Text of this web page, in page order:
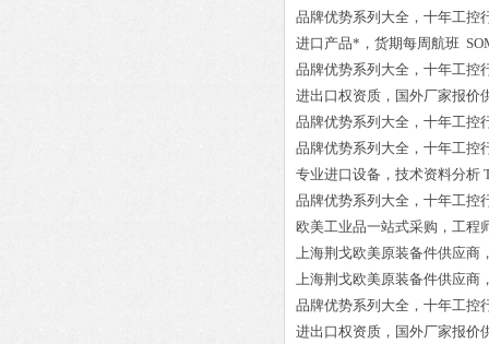
品牌优势系列大全，十年工控
进口产品*，货期每周航班
品牌优势系列大全，十年工控
进出口权资质，国外厂家报价
品牌优势系列大全，十年工控
品牌优势系列大全，十年工控
专业进口设备，技术资料分析
品牌优势系列大全，十年工控
欧美工业品一站式采购，工程
上海荆戈欧美原装备件供应商
上海荆戈欧美原装备件供应商
品牌优势系列大全，十年工控
进出口权资质，国外厂家报价